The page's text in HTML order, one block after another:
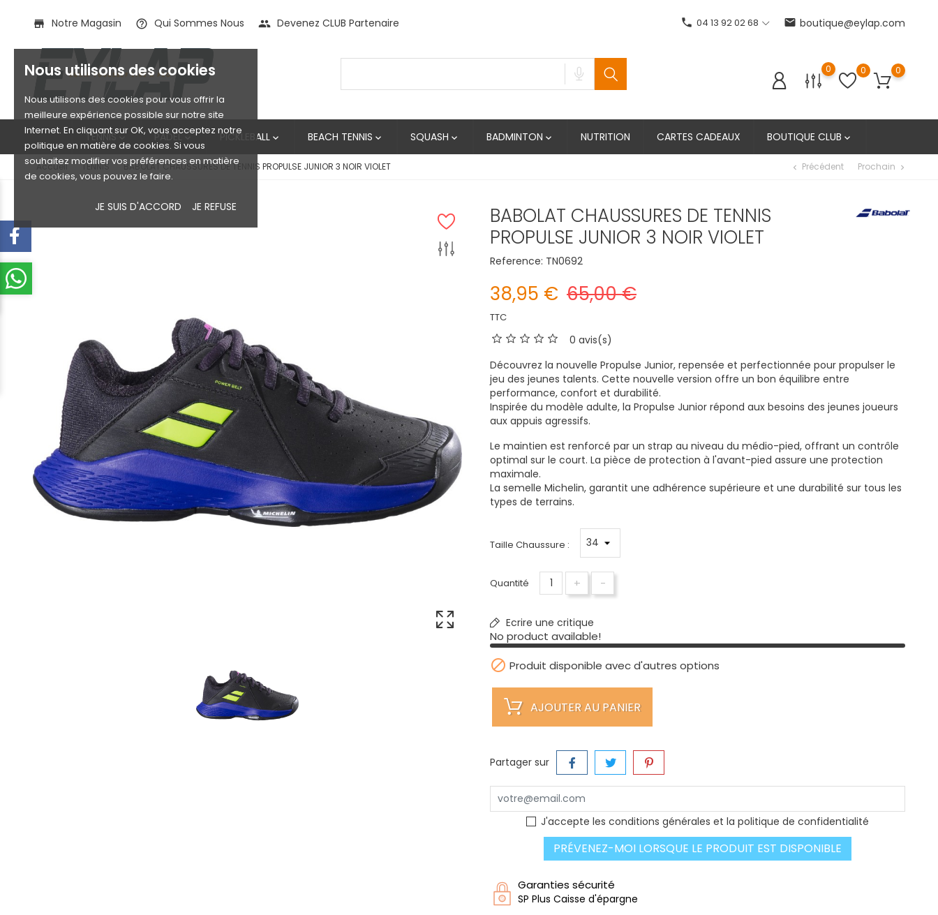
Nous utilisons des cookies
Nous utilisons des cookies pour vous offrir la
meilleure expérience possible sur notre site
Internet. En cliquant sur OK, vous acceptez notre
politique en matière de cookies. Si vous
souhaitez modifier vos préférences en matière
de cookies, vous pouvez le faire.
JE SUIS D'ACCORD JE REFUSE
store Notre Magasin help_outline Qui Sommes Nous people Devenez CLUB Partenaire phone 04 13 92 02 68 email boutique@eylap.com
0 0 0
TENNIS PADEL PICKLEBALL  BEACH TENNIS  SQUASH  BADMINTON  NUTRITION CARTES CADEAUX BOUTIQUE CLUB 
Accueil TENNIS BABOLAT CHAUSSURES DE TENNIS PROPULSE JUNIOR 3 NOIR VIOLET chevron_left Précédent Prochain chevron_right
BABOLAT CHAUSSURES DE TENNIS
PROPULSE JUNIOR 3 NOIR VIOLET
Reference: TN0692
38,95 € 65,00 €
TTC
0 avis(s)
Découvrez la nouvelle Propulse Junior, repensée et perfectionnée pour propulser le
jeu des jeunes talents. Cette nouvelle version offre un bon équilibre entre
performance, confort et durabilité.
Inspirée du modèle adulte, la Propulse Junior répond aux besoins des jeunes joueurs
aux appuis agressifs.
Le maintien est renforcé par un strap au niveau du médio-pied, offrant un contrôle
optimal sur le court. La pièce de protection à l'avant-pied assure une protection
maximale.
La semelle Michelin, garantit une adhérence supérieure et une durabilité sur tous les
types de terrains.
Taille Chaussure :
Quantité + -
Ecrire une critique
No product available!
 Produit disponible avec d'autres options
AJOUTER AU PANIER
Partager sur
J'accepte les conditions générales et la politique de confidentialité
PRÉVENEZ-MOI LORSQUE LE PRODUIT EST DISPONIBLE
Garanties sécurité
SP Plus Caisse d'épargne